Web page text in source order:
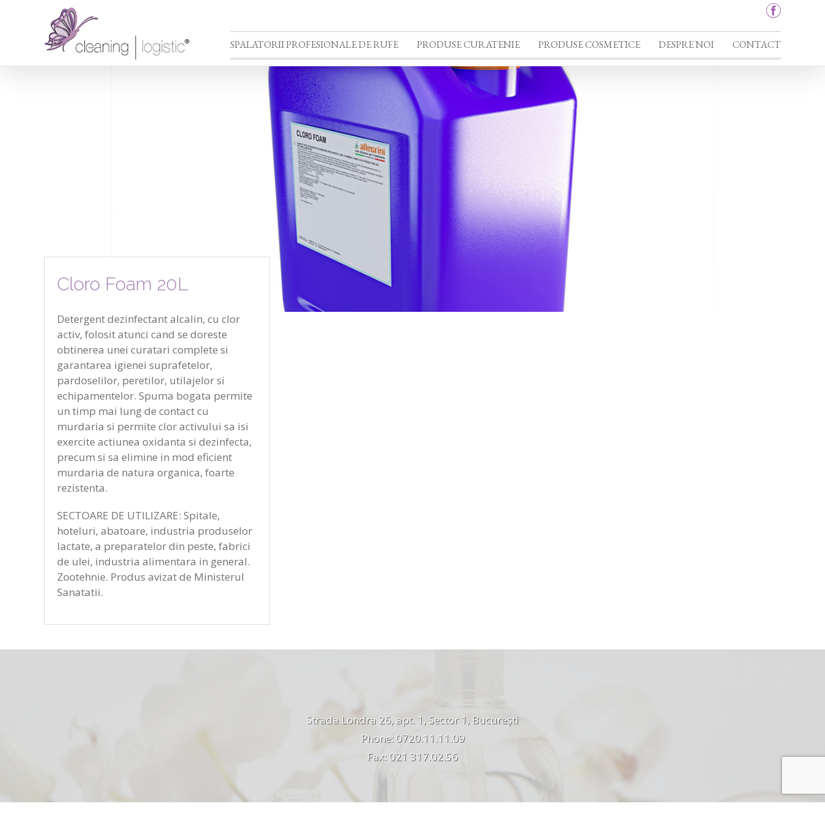
SPALATORII PROFESIONALE DE RUFE PRODUSE CURATENIE PRODUSE COSMETICE DESPRE NOI CONTACT
Cloro Foam 20L
Detergent dezinfectant alcalin, cu clor
activ, folosit atunci cand se doreste
obtinerea unei curatari complete si
garantarea igienei suprafetelor,
pardoselilor, peretilor, utilajelor si
echipamentelor. Spuma bogata permite
un timp mai lung de contact cu
murdaria si permite clor activului sa isi
exercite actiunea oxidanta si dezinfecta,
precum si sa elimine in mod eficient
murdaria de natura organica, foarte
rezistenta.
SECTOARE DE UTILIZARE: Spitale,
hoteluri, abatoare, industria produselor
lactate, a preparatelor din peste, fabrici
de ulei, industria alimentara in general.
Zootehnie. Produs avizat de Ministerul
Sanatatii.
Strada Londra 26, apt. 1, Sector 1, București
Phone: 0720.11.11.09
Fax: 021 317.02.56